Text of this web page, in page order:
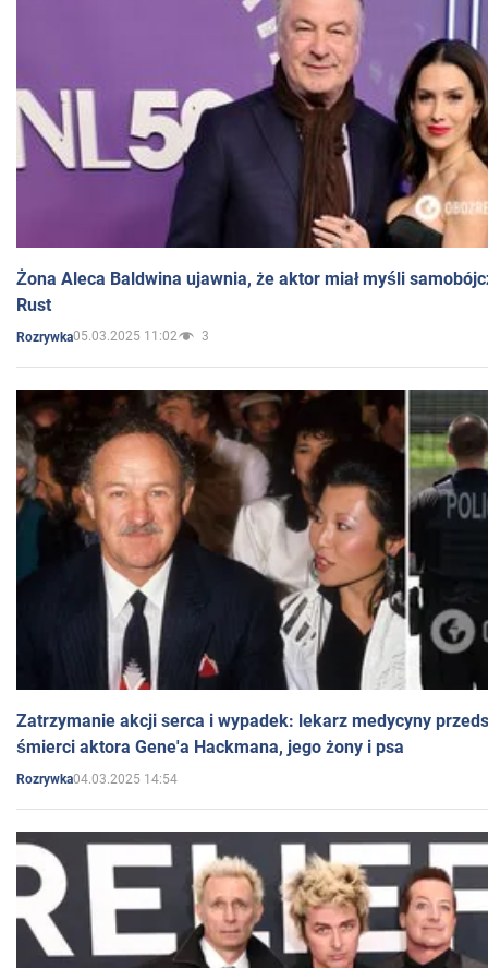
Żona Aleca Baldwina ujawnia, że aktor miał myśli
Rust
Rozrywka05.03.2025 11:02 3
Zatrzymanie akcji serca i wypadek: lekarz medycyny
śmierci aktora Gene'a Hackmana, jego żony i psa
Rozrywka04.03.2025 14:54